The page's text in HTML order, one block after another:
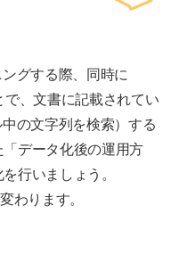
グする際、同時に
、文書に記載されてい
の文字列を検索）する
データ化後の運用方
行いましょう。
わります。